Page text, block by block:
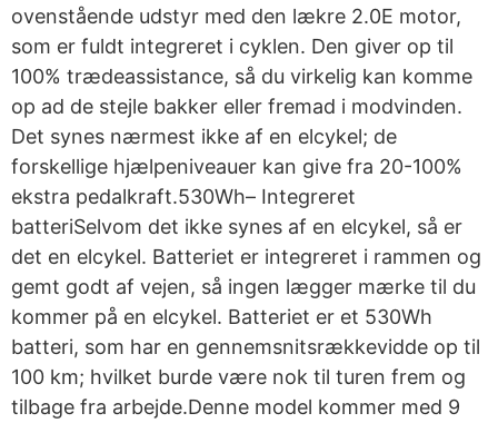
ovenstående udstyr med den lækre 2.0E motor,
som er fuldt integreret i cyklen. Den giver op til
100% trædeassistance, så du virkelig kan komme
op ad de stejle bakker eller fremad i modvinden.
Det synes nærmest ikke af en elcykel; de
forskellige hjælpeniveauer kan give fra 20-100%
ekstra pedalkraft.530Wh– Integreret
batteriSelvom det ikke synes af en elcykel, så er
det en elcykel. Batteriet er integreret i rammen og
gemt godt af vejen, så ingen lægger mærke til du
kommer på en elcykel. Batteriet er et 530Wh
batteri, som har en gennemsnitsrækkevidde op til
100 km; hvilket burde være nok til turen frem og
tilbage fra arbejde.Denne model kommer med 9